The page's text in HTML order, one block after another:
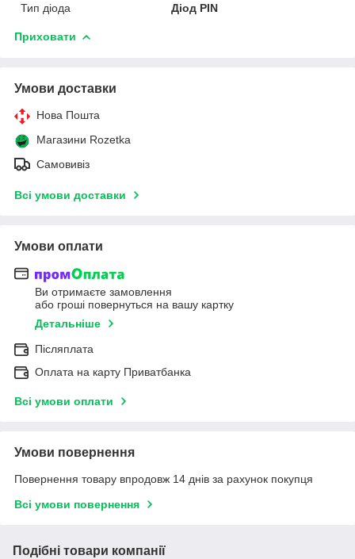
Тип діода
Діод PIN
Приховати
Умови доставки
Нова Пошта
Магазини Rozetka
Самовивіз
Всі умови доставки
Умови оплати
Ви отримаєте замовлення
або гроші повернуться на вашу картку
Детальніше
Післяплата
Оплата на карту Приватбанка
Всі умови оплати
Умови повернення
Повернення товару впродовж 14 днів за рахунок покупця
Всі умови повернення
Подібні товари компанії